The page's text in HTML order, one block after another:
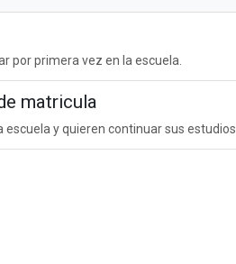
por primera vez en la escuela.
matricula
y quieren continuar sus estudios.